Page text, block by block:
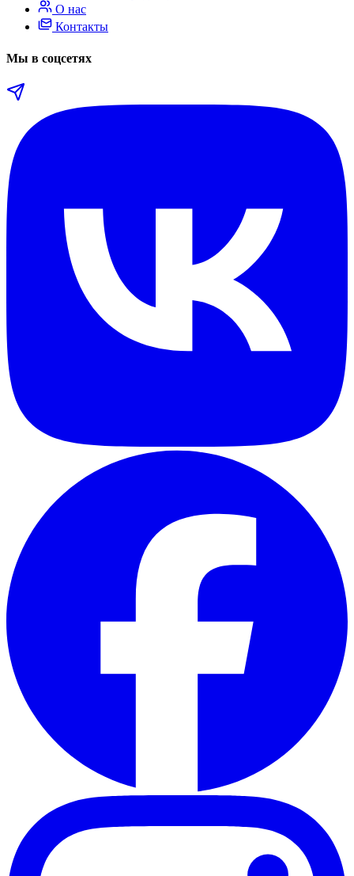
О нас
Контакты
Мы в соцсетях